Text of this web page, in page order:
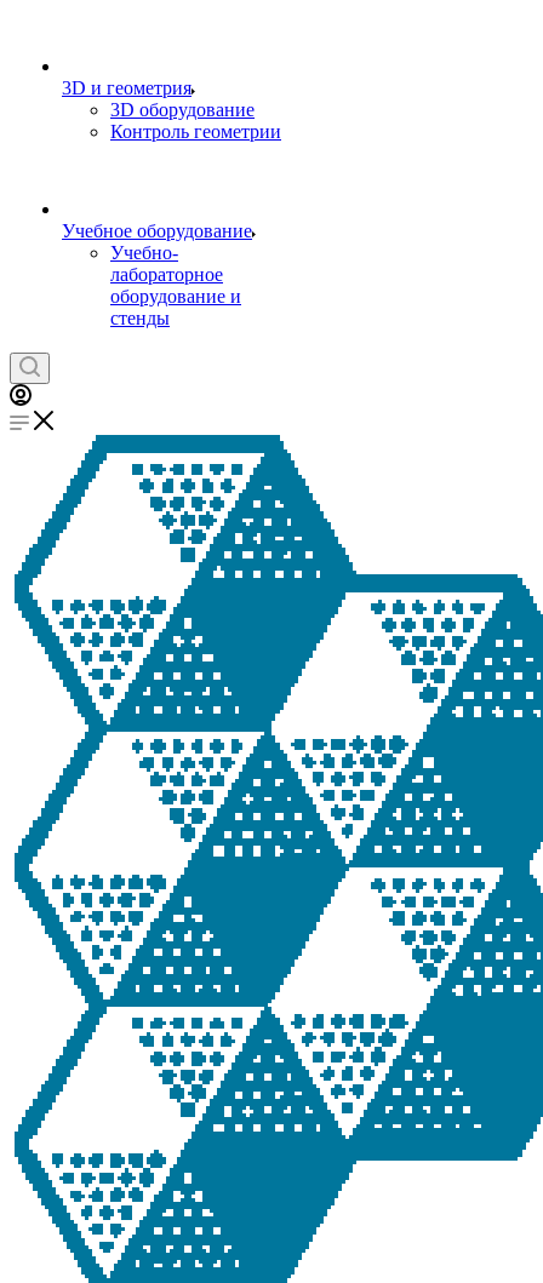
3D и геометрия
3D оборудование
Контроль геометрии
Учебное оборудование
Учебно-
лабораторное
оборудование и
стенды